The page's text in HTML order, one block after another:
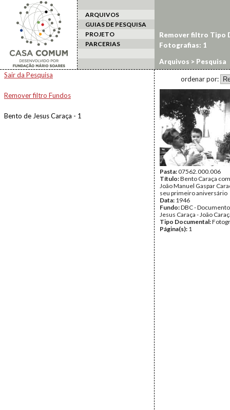
ARQUIVOS
GUIAS DE PESQUISA
PROJETO
PARCERIAS
Arquivos > Pesquisa
Sair da Pesquisa
Remover filtro Fundos
Bento de Jesus Caraça - 1
Remover filtro Tipo
Fotografias: 1
ordenar por:
Pasta:07562.000.006
Título:Bento Caraça
João Manuel Gaspar
seu primeiro aniversário
Data: 1946
Fundo:DBC -
Jesus Caraça - João
Tipo Documental:
Página(s): 1